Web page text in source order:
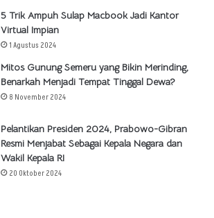
5 Trik Ampuh Sulap Macbook Jadi Kantor
Virtual Impian
1 Agustus 2024
Mitos Gunung Semeru yang Bikin Merinding,
Benarkah Menjadi Tempat Tinggal Dewa?
8 November 2024
Pelantikan Presiden 2024, Prabowo-Gibran
Resmi Menjabat Sebagai Kepala Negara dan
Wakil Kepala RI
20 Oktober 2024